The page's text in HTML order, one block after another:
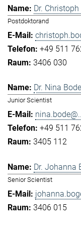
Dr.
Postdoktorand
+49 511
3406 030
Dr. Nina Bode
Junior Scientist
+49 511
3405 112
Dr. Johanna
Senior Scientist
3406 015